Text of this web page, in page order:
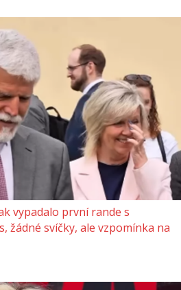
vypadalo první rande s
žádné svíčky, ale vzpomínka na